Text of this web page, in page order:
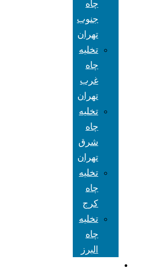
چاه
جنوب
تهران
تخلیه
چاه
غرب
تهران
تخلیه
چاه
شرق
تهران
تخلیه
چاه
کرج
تخلیه
چاه
البرز